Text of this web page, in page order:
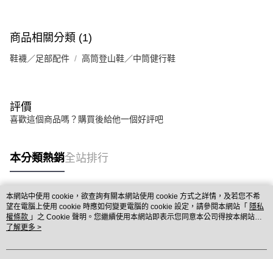
商品相關分類 (1)
鞋襪／足部配件 高筒登山鞋／中筒健行鞋
評價
喜歡這個商品嗎？購買後給他一個好評吧
本分類熱銷全站排行
熱門標籤
本網站中使用 cookie，欲查詢有關本網站使用 cookie 方式之詳情，及若您不希
望在電腦上使用 cookie 時應如何變更電腦的 cookie 設定，請參閱本網站「 隱私
權條款 」之 Cookie 聲明。您繼續使用本網站即表示您同意本公司得按本網站使
用條款之 Cookie 聲明使用 cookie。
了解更多 >